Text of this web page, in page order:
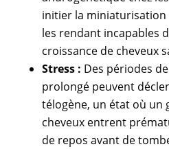
initier la miniaturisation
les rendant incapables
croissance de cheveux
Stress : Des périodes
prolongé peuvent
télogène, un état où un
cheveux entrent
de repos avant de